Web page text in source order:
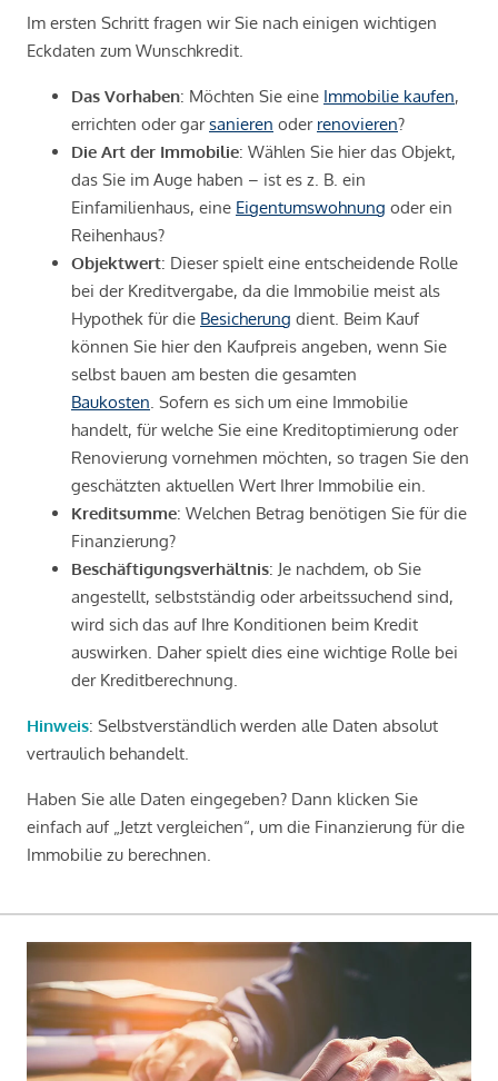
Im ersten Schritt fragen wir Sie nach einigen wichtigen
Eckdaten zum Wunschkredit.
Das Vorhaben: Möchten Sie eine Immobilie kaufen,
errichten oder garsanieren oder renovieren?
Die Art der Immobilie: Wählen Sie hier das Objekt,
das Sie im Auge haben – ist es z. B. ein
Einfamilienhaus, eine Eigentumswohnung oder ein
Reihenhaus?
Objektwert: Dieser spielt eine entscheidende Rolle
bei der Kreditvergabe, da die Immobilie meist als
Hypothek für die Besicherung dient. Beim Kauf
können Sie hier den Kaufpreis angeben, wenn Sie
selbst bauen am besten die gesamten
Baukosten . Sofern es sich um eine Immobilie
handelt, für welche Sie eine Kreditoptimierung oder
Renovierung vornehmen möchten, so tragen Sie den
geschätzten aktuellen Wert Ihrer Immobilie ein.
Kreditsumme: Welchen Betrag benötigen Sie für die
Finanzierung?
Beschäftigungsverhältnis: Je nachdem, ob Sie
angestellt, selbstständig oder arbeitssuchend sind,
wird sich das auf Ihre Konditionen beim Kredit
auswirken. Daher spielt dies eine wichtige Rolle bei
der Kreditberechnung.
Hinweis: Selbstverständlich werden alle Daten absolut
vertraulich behandelt.
Haben Sie alle Daten eingegeben? Dann klicken Sie
einfach auf „Jetzt vergleichen“, um die Finanzierung für die
Immobilie zu berechnen.